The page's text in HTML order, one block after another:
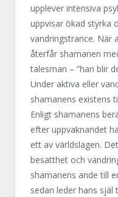
upplever intensiva
uppvisar ökad styrka
vandringstrance. När
återfår shamanen
talesman – ”han blir
Under aktiva eller
shamanens existens
Enligt shamanens
efter uppvaknandet
ett av världslagen.
besatthet och
shamanens ande till
sedan leder hans själ